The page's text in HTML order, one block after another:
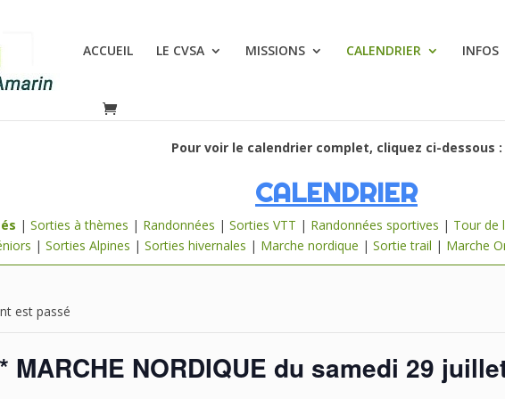
ACCUEIL LE CVSA MISSIONS CALENDRIER INFOS
Pour voir le calendrier complet, cliquez ci-dessous :
CALENDRIER
| Sorties à thèmes | Randonnées | Sorties VTT | Randonnées sportives | Tour de
| Sorties Alpines | Sorties hivernales | Marche nordique | Sortie trail | Marche
est passé
MARCHE NORDIQUE du samedi 29